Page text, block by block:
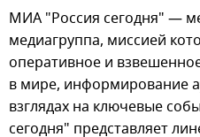
МИА "Россия сегодня" —
медиагруппа, миссией
оперативное и
в мире, информирование
взглядах на ключевые
сегодня" представляет